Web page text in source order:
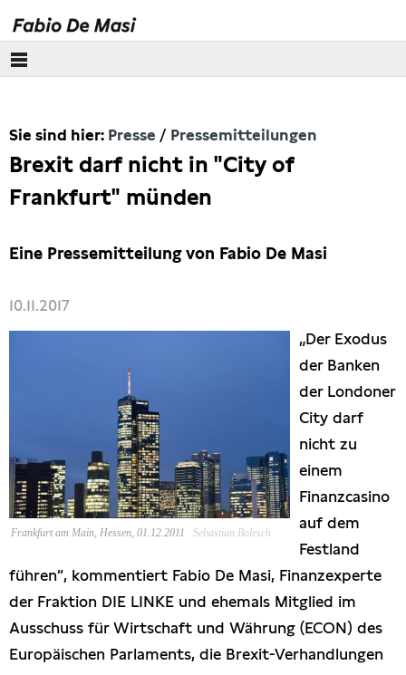
Europäisches Parlament
Themen
Interviews
Presseschau
Publikationen
Anfragen (Archivseite)
Sie sind hier: Presse Pressemitteilungen
Brexit darf nicht in "City of
Frankfurt" münden
Eine Pressemitteilung von Fabio De Masi
10.11.2017
Frankfurt am Main, Hessen, 01.12.2011 Sebastian Bolesch
„Der Exodus
der Banken
der Londoner
City darf
nicht zu
einem
Finanzcasino
auf dem
Festland
führen“, kommentiert Fabio De Masi, Finanzexperte
der Fraktion DIE LINKE und ehemals Mitglied im
Ausschuss für Wirtschaft und Währung (ECON) des
Europäischen Parlaments, die Brexit-Verhandlungen